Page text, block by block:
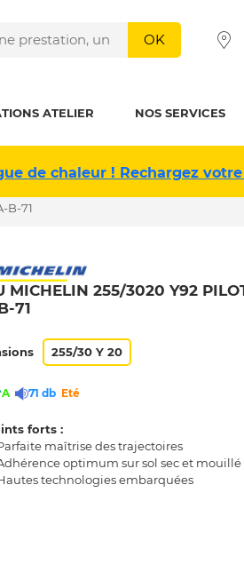
OK
ATELIER NOS SERVICES
de chaleur ! Rechargez
B-71
MICHELIN 255/3020 Y92
71
255/30 Y 20
A 71 db Eté
forts :
maîtrise des trajectoires
optimum sur sol sec et mouillé
technologies embarquées